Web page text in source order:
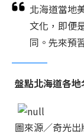
北海道當地
文化，即便
同。先來預
盤點北海道各地
圖來源／奇光出